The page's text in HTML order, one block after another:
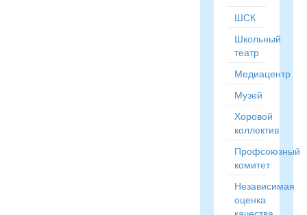
ШСК
Школьный
театр
Медиацентр
Музей
Хоровой
коллектив
Профсоюзный
комитет
Независимая
оценка